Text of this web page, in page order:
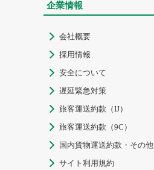
企業情報
 会社概要
 採用情報
 安全について
 遅延緊急対策
 旅客運送約款（IJ）
 旅客運送約款（9C）
 国内貨物運送約款・その他
 サイト利用規約